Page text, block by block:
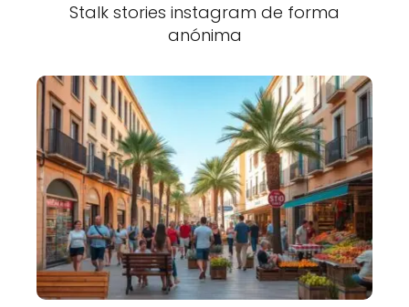
Stalk stories instagram de forma
anónima